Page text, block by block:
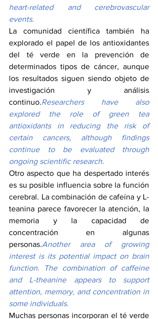
heart-related and cerebrovascular
events.
La comunidad científica también ha
explorado el papel de los antioxidantes
del té verde en la prevención de
determinados tipos de cáncer, aunque
los resultados siguen siendo objeto de
investigación y análisis
continuo.Researchers have also
explored the role of green tea
antioxidants in reducing the risk of
certain cancers, although findings
continue to be evaluated through
ongoing scientific research.
Otro aspecto que ha despertado interés
es su posible influencia sobre la función
cerebral. La combinación de cafeína y L-
teanina parece favorecer la atención, la
memoria y la capacidad de
concentración en algunas
personas.Another area of growing
interest is its potential impact on brain
function. The combination of caffeine
and L-theanine appears to support
attention, memory, and concentration in
some individuals.
Muchas personas incorporan el té verde